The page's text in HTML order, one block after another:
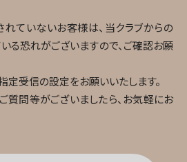
ていないお客様は、当クラブからの
る恐れがございますので、ご確認お願
定受信の設定をお願いいたします。
質問等がございましたら、お気軽にお